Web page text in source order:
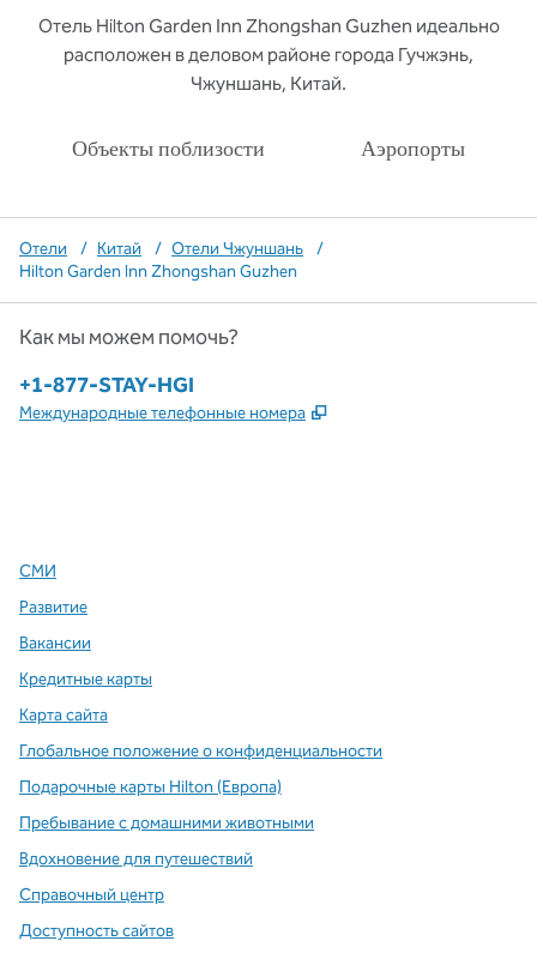
Отель Hilton Garden Inn Zhongshan Guzhen идеально
расположен в деловом районе города Гучжэнь,
Чжуншань, Китай.
Объекты поблизости Аэропорты
Отели / Китай / Отели Чжуншань
/
Hilton Garden Inn Zhongshan Guzhen
Как мы можем помочь?
Телефон:
+1-877-STAY-HGI
Международные телефонные номера ,
СМИ
Развитие
Вакансии
Кредитные карты
Карта сайта
Глобальное положение о конфиденциальности
Подарочные карты Hilton (Европа)
Пребывание с домашними животными
Вдохновение для путешествий
Справочный центр
Доступность сайтов